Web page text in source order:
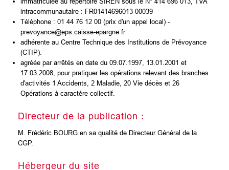
intracommunautaire : FR01414696013 00039
Téléphone : 01 44 76 12 00 (prix d'un appel local) -
prevoyance@eps.caisse-epargne.fr
adhérente au Centre Technique des Institutions de Prévoyance
(CTIP).
agréée par arrêtés en date du 09.07.1997, 13.01.2001 et
17.03.2008, pour pratiquer les opérations relevant des branches
d'activités 1 Accidents, 2 Maladie, 20 Vie décès et 26
Opérations à caractère collectif.
Directeur de la publication :
M. Frédéric BOURG en sa qualité de Directeur Général de la
CGP.
Hébergeur du site